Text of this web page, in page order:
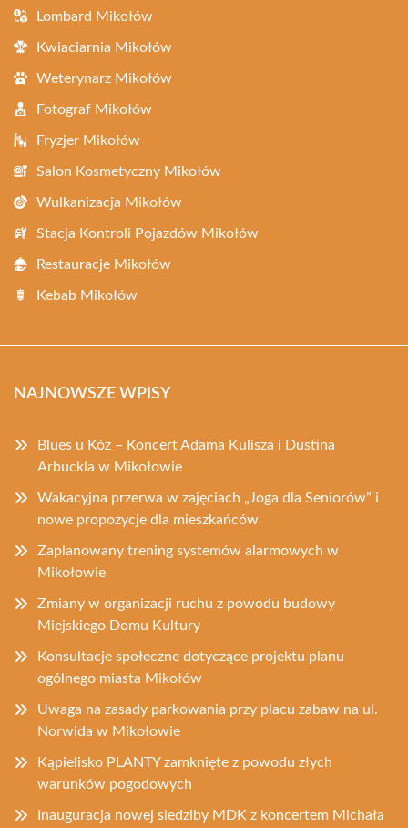
Lombard Mikołów
Kwiaciarnia Mikołów
Weterynarz Mikołów
Fotograf Mikołów
Fryzjer Mikołów
Salon Kosmetyczny Mikołów
Wulkanizacja Mikołów
Stacja Kontroli Pojazdów Mikołów
Restauracje Mikołów
Kebab Mikołów
NAJNOWSZE WPISY
Blues u Kóz – Koncert Adama Kulisza i Dustina
Arbuckla w Mikołowie
Wakacyjna przerwa w zajęciach „Joga dla Seniorów” i
nowe propozycje dla mieszkańców
Zaplanowany trening systemów alarmowych w
Mikołowie
Zmiany w organizacji ruchu z powodu budowy
Miejskiego Domu Kultury
Konsultacje społeczne dotyczące projektu planu
ogólnego miasta Mikołów
Uwaga na zasady parkowania przy placu zabaw na ul.
Norwida w Mikołowie
Kąpielisko PLANTY zamknięte z powodu złych
warunków pogodowych
Inauguracja nowej siedziby MDK z koncertem Michała